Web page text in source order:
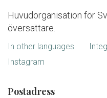
Huvudorganisation för
översättare.
In other languages
Instagram
Postadress